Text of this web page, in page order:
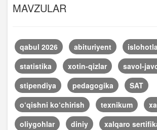
MAVZULAR
qabul 2026 abituriyent
statistika
xotin-qizlar
savol-
stipendiya
pedagogika
SAT
o‘qishni ko‘chirish
texnikum
oliygohlar
diniy xalqaro